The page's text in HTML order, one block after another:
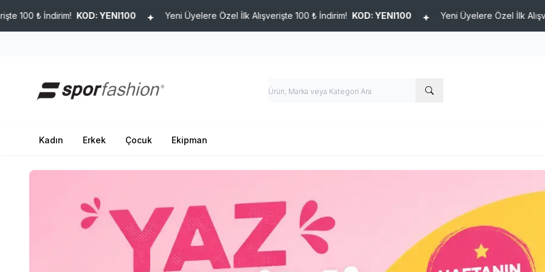
YENI100 Yeni Üyelere Özel İlk Alışverişte 100 ₺ İndirim!KOD: YENI100 Yeni Üyelere Özel İlk Alışverişte 100 ₺ İndirim!
Kadın Erkek Çocuk Ekipman